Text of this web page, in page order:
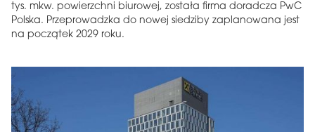
tys. mkw. powierzchni biurowej, została firma doradcza PwC
Polska. Przeprowadzka do nowej siedziby zaplanowana jest
na początek 2029 roku.